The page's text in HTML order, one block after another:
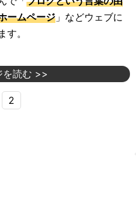
ームページ 」などウェブに
。
を読む >>
2